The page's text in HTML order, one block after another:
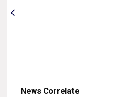
News Correlate